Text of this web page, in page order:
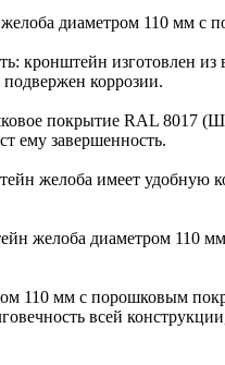
диаметром 110 мм с
кронштейн изготовлен
коррозии.
покрытие RAL 8017
ему завершенность.
желоба имеет удобную
желоба диаметром 110
110 мм с порошковым
всей